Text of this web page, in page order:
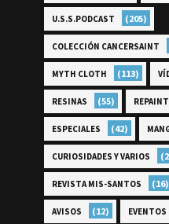
U.S.S.PODCAST (205)
COLECCIÓN CANCERSAINT
MYTH CLOTH (113)
RESINAS (55)
ESPECIALES (42)
CURIOSIDADES Y VARIOS
REVISTA MIS-SANTOS (16)
AVISOS (12) EVENTOS